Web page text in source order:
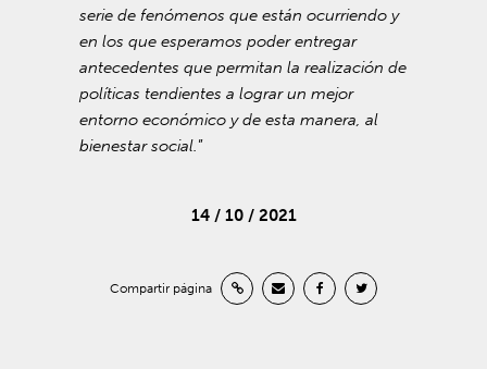
serie de fenómenos que están ocurriendo y
en los que esperamos poder entregar
antecedentes que permitan la realización de
políticas tendientes a lograr un mejor
entorno económico y de esta manera, al
bienestar social.”
14 / 10 / 2021
Compartir página